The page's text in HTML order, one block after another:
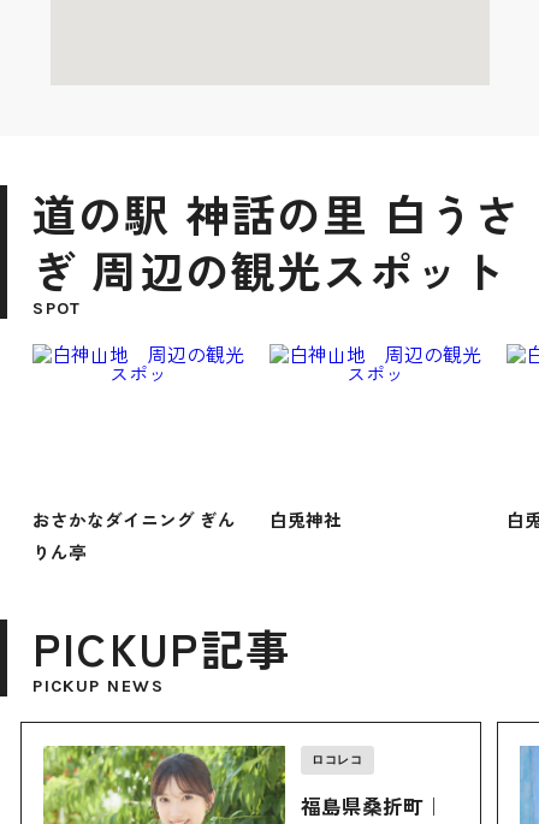
道の駅 神話の里 白うさ
ぎ 周辺の観光スポット
SPOT
おさかなダイニング ぎん
りん亭
白兎神社 白
PICKUP記事
PICKUP NEWS
ロコレコ
福島県桑折町｜